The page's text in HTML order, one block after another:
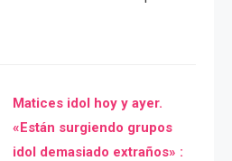
Matices idol hoy y ayer.
«Están surgiendo grupos
idol demasiado extraños» :